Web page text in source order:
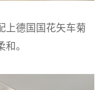
上德国国花矢车菊
。